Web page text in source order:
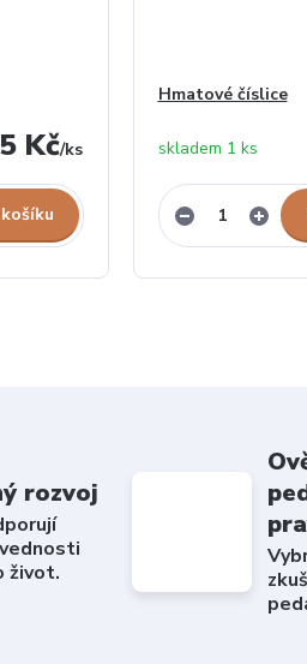
Kč/ks
Hmatové číslice
skladem 1 ks
rozvoj
život.